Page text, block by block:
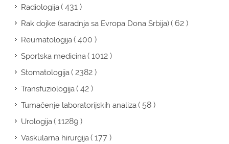
Radiologija( 431 )
Rak dojke (saradnja sa Evropa Dona Srbija)( 62 )
Reumatologija( 400 )
Sportska medicina( 1012 )
Stomatologija( 2382 )
Transfuziologija( 42 )
Tumačenje laboratorijskih analiza( 58 )
Urologija( 11289 )
Vaskularna hirurgija( 177 )